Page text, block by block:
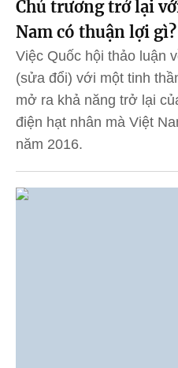
Chủ trương trở lại
Nam có thuận lợi gì?
Việc Quốc hội thảo luận
(sửa đổi) với một tinh
mở ra khả năng trở lại
điện hạt nhân mà Việt
năm 2016.